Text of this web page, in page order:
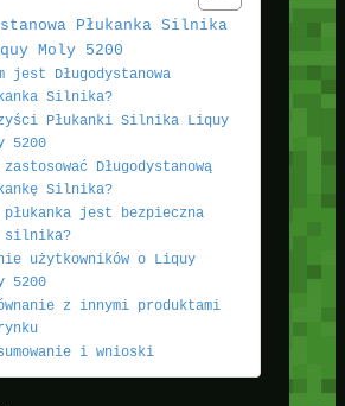
Płukanka Silnika
Moly 5200
jest Długodystanowa
Silnika?
Płukanki Silnika Liquy
5200
Długodystanową
Silnika?
płukanka jest bezpieczna
silnika?
użytkowników o Liquy
5200
z innymi produktami
i wnioski